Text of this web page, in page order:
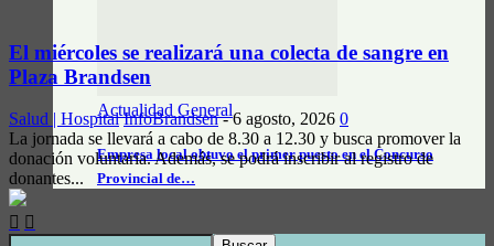
Actualidad General
Empresa local obtuvo el primer puesto en el Concurso
Provincial de…
El miércoles se realizará una colecta de sangre en
Plaza Brandsen
Salud | Hospital InfoBrandsen - 6 agosto, 2026 0
La jornada se llevará a cabo de 8.30 a 12.30 y busca promover la
donación voluntaria. Además, se podrá inscribir al registro de
donantes...